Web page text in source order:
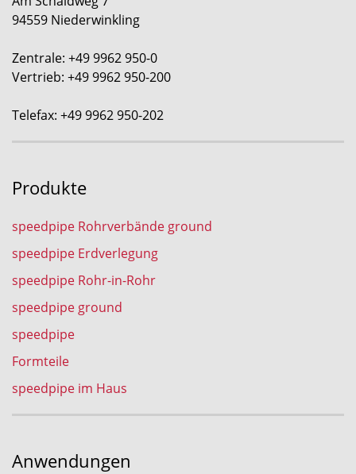
94559 Niederwinkling
Zentrale: +49 9962 950-0
Vertrieb: +49 9962 950-200
Telefax: +49 9962 950-202
Produkte
speedpipe Rohrverbände ground
speedpipe Erdverlegung
speedpipe Rohr-in-Rohr
speedpipe ground
speedpipe
Formteile
speedpipe im Haus
Anwendungen